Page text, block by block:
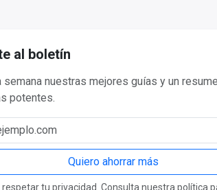
al boletín
semana nuestras mejores guías y un
potentes.
Quiero ahorrar más
tu privacidad. Consulta nuestra política